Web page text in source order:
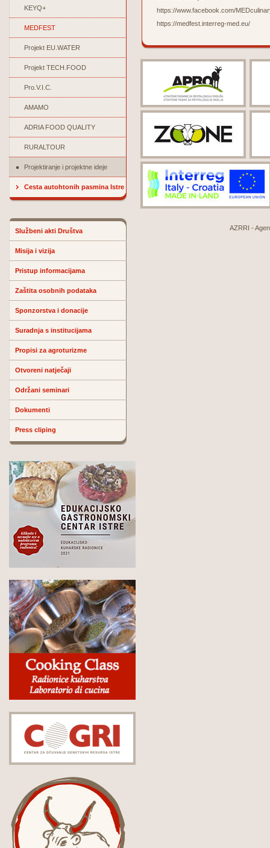
KEYQ+
MEDFEST
Projekt EU.WATER
Projekt TECH.FOOD
Pro.V.I.C.
AMAMO
ADRIA FOOD QUALITY
RURALTOUR
Projektiranje i projektne ideje
Cesta autohtonih pasmina Istre
Službeni akti Društva
Misija i vizija
Pristup informacijama
Zaštita osobnih podataka
Sponzorstva i donacije
Suradnja s institucijama
Propisi za agroturizme
Otvoreni natječaji
Održani seminari
Dokumenti
Press cliping
https://www.facebook.com/
https://medfest.interreg-med.eu/
AZRRI -